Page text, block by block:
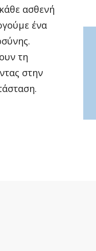
ασθενή
ένα
τη
στην